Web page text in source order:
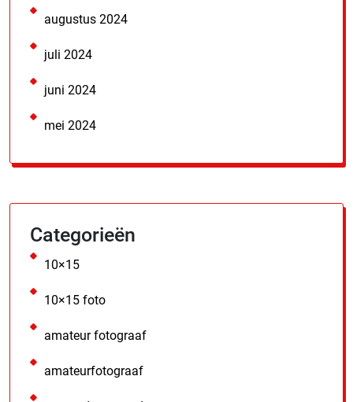
augustus 2024
juli 2024
juni 2024
mei 2024
Categorieën
10×15
10×15 foto
amateur fotograaf
amateurfotograaf